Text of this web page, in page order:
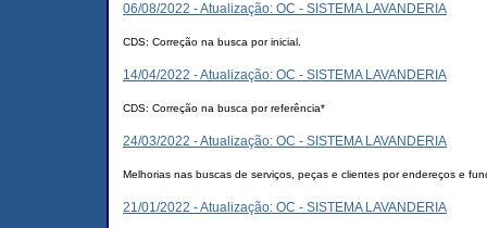
06/08/2022 - Atualização: OC - SISTEMA LAVANDERIA
CDS: Correção na busca por inicial.
14/04/2022 - Atualização: OC - SISTEMA LAVANDERIA
CDS: Correção na busca por referência*
24/03/2022 - Atualização: OC - SISTEMA LAVANDERIA
Melhorias nas buscas de serviços, peças e clientes por endereços e
21/01/2022 - Atualização: OC - SISTEMA LAVANDERIA